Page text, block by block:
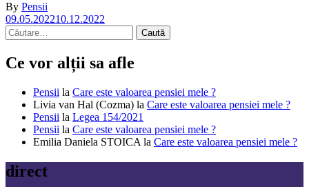
By Pensii
09.05.202210.12.2022
Caută
după:
Ce vor alții sa afle
Pensii la Care este valoarea pensiei mele ?
Livia van Hal (Cozma) la Care este valoarea pensiei mele ?
Pensii la Legea 154/2021
Pensii la Care este valoarea pensiei mele ?
Emilia Daniela STOICA la Care este valoarea pensiei mele ?
direct